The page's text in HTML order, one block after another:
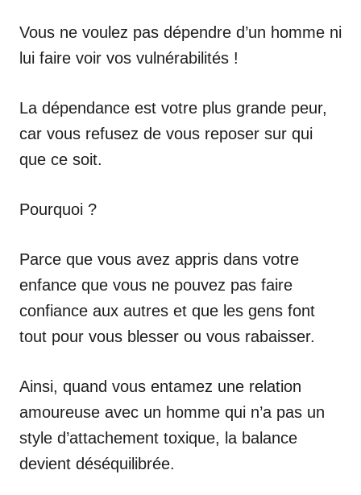
Vous ne voulez pas dépendre d’un homme ni
lui faire voir vos vulnérabilités !
La dépendance est votre plus grande peur,
car vous refusez de vous reposer sur qui
que ce soit.
Pourquoi ?
Parce que vous avez appris dans votre
enfance que vous ne pouvez pas faire
confiance aux autres et que les gens font
tout pour vous blesser ou vous rabaisser.
Ainsi, quand vous entamez une relation
amoureuse avec un homme qui n’a pas un
style d’attachement toxique, la balance
devient déséquilibrée.